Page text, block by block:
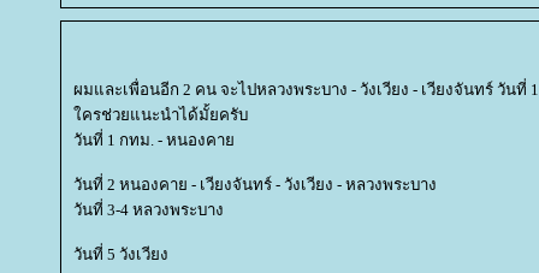
ผมและเพื่อนอีก 2 คน จะไปหลวงพระบาง - วังเวียง - เวียงจันทร์ วันที่
ครช่วยแนะนำได้มั้ยครับ
วันที่ 1 กทม. - หนองคา
วันที่ 2 หนองคาย - เวียงจันทร์ - วังเวียง - หลวงพระบาง
วันที่ 3-4 หลวงพระบาง
วันที่ 5 วังเวียง